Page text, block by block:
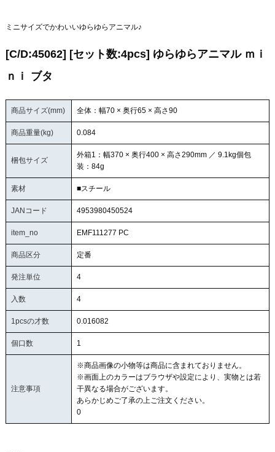
ミニサイズでかわいいゆらゆらアニマル♪
[C/D:45062] [セット数:4pcs] ゆらゆらアニマル ｍｉ
ｎｉ ブタ
商品サイズ(mm) 全体：幅70 × 奥行65 × 高さ90
商品重量(kg) 0.084
梱包サイズ
外箱1：幅370 × 奥行400 × 高さ290mm ／ 9.1kg個包
装：84g
素材 ■スチール
JANコード 4953980450524
item_no EMF111277 PC
商品区分 定番
発注単位 4
入数 4
1pcsの才数 0.016082
個口数 1
注意事項
※商品画像の小物等は商品に含まれておりません。
※画面上のカラーはブラウザや設定により、実物とは若
干異なる場合がございます。
あらかじめご了承の上ご注文ください。
0